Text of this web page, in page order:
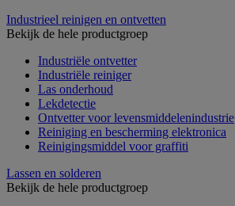
Industrieel reinigen en ontvetten
Bekijk de hele productgroep
Industriële ontvetter
Industriële reiniger
Las onderhoud
Lekdetectie
Ontvetter voor levensmiddelenindustrie
Reiniging en bescherming elektronica
Reinigingsmiddel voor graffiti
Lassen en solderen
Bekijk de hele productgroep